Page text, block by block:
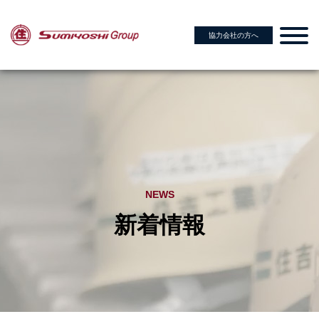
協力会社の方へ
NEWS
新着情報